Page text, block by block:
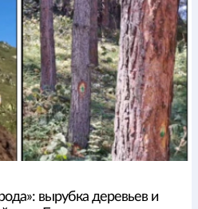
вырубка деревьев и